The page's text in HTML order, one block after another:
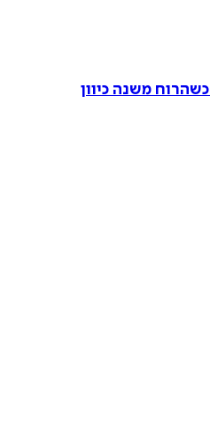
משנה כיוון